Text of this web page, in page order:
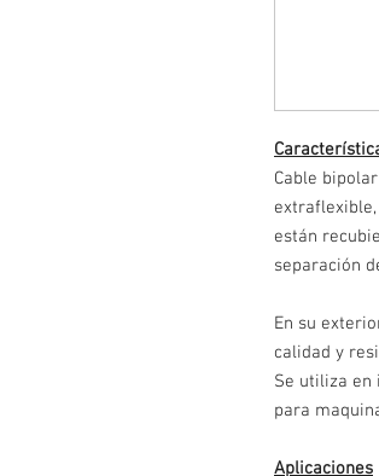
Cable
están
separación
En su
calidad y
Se utiliza en
para
Aplicaciones